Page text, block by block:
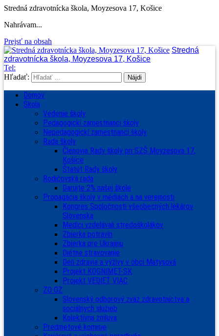
Stredná zdravotnícka škola, Moyzesova 17, Košice
Nahrávam...
Prejsť na obsah
Stredná
zdravotnícka škola, Moyzesova 17, Košice
Tel:
Hľadať:
Domov
Škola
Vedenie školy
Pedagogickí zamestnanci školy
Nepedagogickí zamestnanci školy
Rada školy
Členovia Rady školy pri SZŠ Moyzesova 17,
Košice
Štatút Rady školy
Rodičovská rada
Darujte 2% našej škole
Propagácia školy v médiách a na verejnosti
Kongres Spoločnosti všeobecných lekárov
Slovenska
Medici vzdelávali stredoškolákov
Zbierka potravín
Zbierka pre Ukrajinu
Diétne stravovanie
Deň zdravia a výživy v obci Matysová
Projekt KOGNIMET-SK
Projekt VEDIEŤ VIAC
ZO OZ
Slovenský odborový zväz zdravotníctva a
sociálnych služieb
Kolektívna zmluva
Predmetové komisie